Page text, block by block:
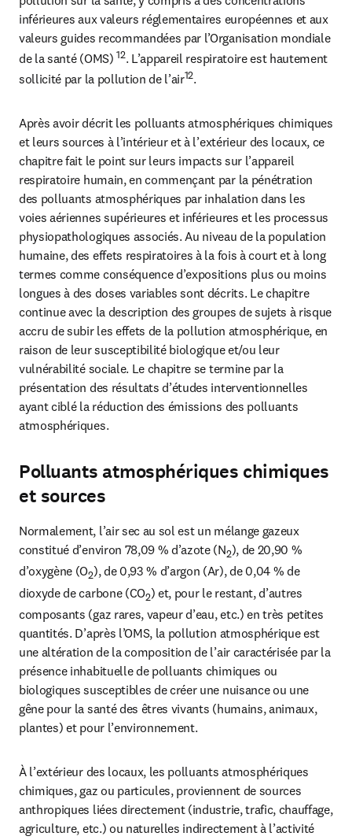
inférieures aux valeurs réglementaires européennes et aux
valeurs guides recommandées par l’Organisation mondiale
de la santé (OMS) 12. L’appareil respiratoire est hautement
sollicité par la pollution de l’air12.
Après avoir décrit les polluants atmosphériques chimiques
et leurs sources à l’intérieur et à l’extérieur des locaux, ce
chapitre fait le point sur leurs impacts sur l’appareil
respiratoire humain, en commençant par la pénétration
des polluants atmosphériques par inhalation dans les
voies aériennes supérieures et inférieures et les processus
physiopathologiques associés. Au niveau de la population
humaine, des effets respiratoires à la fois à court et à long
termes comme conséquence d’expositions plus ou moins
longues à des doses variables sont décrits. Le chapitre
continue avec la description des groupes de sujets à risque
accru de subir les effets de la pollution atmosphérique, en
raison de leur susceptibilité biologique et/ou leur
vulnérabilité sociale. Le chapitre se termine par la
présentation des résultats d’études interventionnelles
ayant ciblé la réduction des émissions des polluants
atmosphériques.
Polluants atmosphériques chimiques
et sources
Normalement, l’air sec au sol est un mélange gazeux
constitué d’environ 78,09 % d’azote (N2), de 20,90 %
d’oxygène (O2), de 0,93 % d’argon (Ar), de 0,04 % de
dioxyde de carbone (CO2) et, pour le restant, d’autres
composants (gaz rares, vapeur d’eau, etc.) en très petites
quantités. D’après l’OMS, la pollution atmosphérique est
une altération de la composition de l’air caractérisée par la
présence inhabituelle de polluants chimiques ou
biologiques susceptibles de créer une nuisance ou une
gêne pour la santé des êtres vivants (humains, animaux,
plantes) et pour l’environnement.
À l’extérieur des locaux, les polluants atmosphériques
chimiques, gaz ou particules, proviennent de sources
anthropiques liées directement (industrie, trafic, chauffage,
agriculture, etc.) ou naturelles indirectement à l’activité